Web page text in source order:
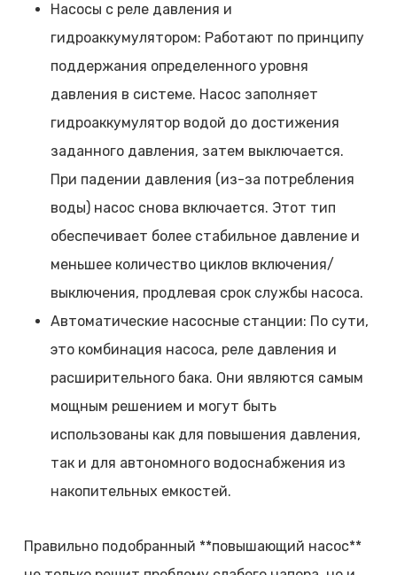
Насосы с реле давления и
гидроаккумулятором: Работают по принципу
поддержания определенного уровня
давления в системе. Насос заполняет
гидроаккумулятор водой до достижения
заданного давления, затем выключается.
При падении давления (из-за потребления
воды) насос снова включается. Этот тип
обеспечивает более стабильное давление и
меньшее количество циклов включения/
выключения, продлевая срок службы насоса.
Автоматические насосные станции: По сути,
это комбинация насоса, реле давления и
расширительного бака. Они являются самым
мощным решением и могут быть
использованы как для повышения давления,
так и для автономного водоснабжения из
накопительных емкостей.
Правильно подобранный **повышающий насос**